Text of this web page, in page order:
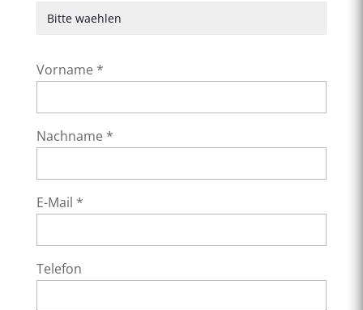
Vorname *
Nachname *
E-Mail *
Telefon